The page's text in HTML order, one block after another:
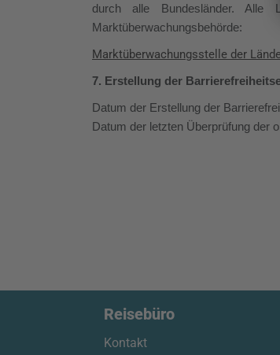
durch alle Bundesländer. Alle
Marktüberwachungsbehörde:
Marktüberwachungsstelle der
7. Erstellung der
Datum der Erstellung der
Datum der letzten Überprüfung der
Reisebüro
Kontakt